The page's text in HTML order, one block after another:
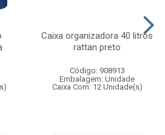
Caixa organizadora 40 litros
rattan preto
Código: 908913
Embalagem: Unidade
Caixa Com: 12 Unidade(s)